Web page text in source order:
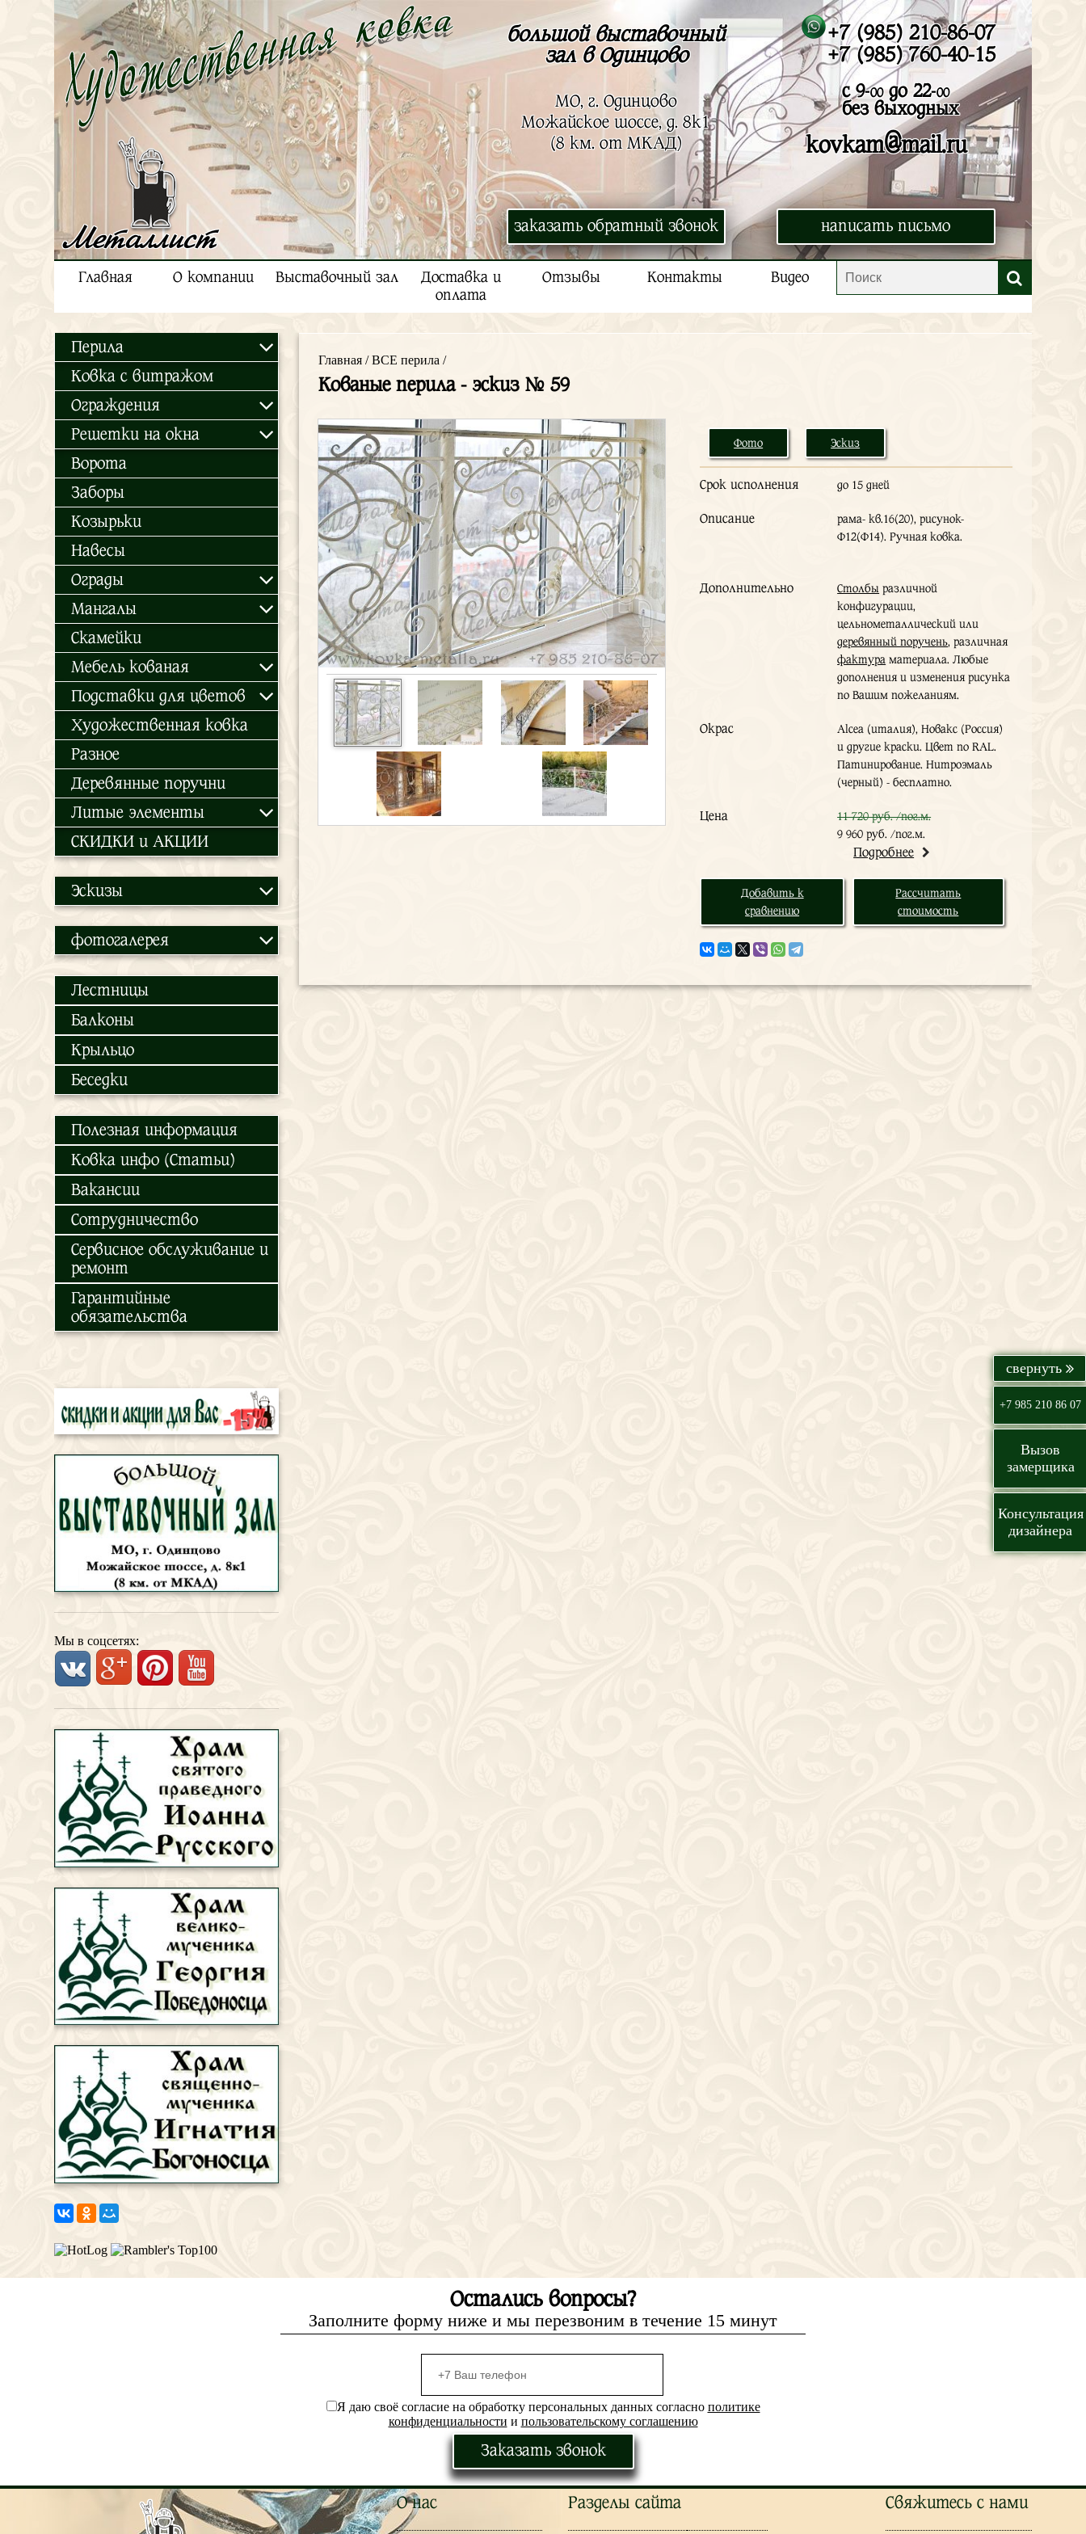
Металлист
+7 (985) 210-86-07
+7 (985) 760-40-15
с 9-00до 22-00
без выходных
kovkam@mail.ru
написать письмо
большой выставочный
зал в Одинцово
МО, г. Одинцово
Можайское шоссе, д. 8к1
(8 км. от МКАД)
заказать обратный звонок
Главная О компании Выставочный зал
Доставка и
оплата
Отзывы Контакты Видео
Перила
Ковка с витражом
Ограждения
Решетки на окна
Ворота
Заборы
Козырьки
Навесы
Ограды
Мангалы
Скамейки
Мебель кованая
Подставки для цветов
Художественная ковка
Разное
Деревянные поручни
Литые элементы
СКИДКИ и АКЦИИ
Эскизы
фотогалерея
Лестницы
Балконы
Крыльцо
Беседки
Полезная информация
Ковка инфо (Статьи)
Вакансии
Сотрудничество
Сервисное обслуживание и
ремонт
Гарантийные
обязательства
Мы в соцсетях:
Главная/ВСЕ перила /
Кованые перила - эскиз № 59
Фото Эскиз
Срок исполнения до 15 дней
Описание
рама- кв.16(20), рисунок-
Ф12(Ф14). Ручная ковка.
Дополнительно Столбы различной
конфигурации,
цельнометаллический или
деревянный поручень, различная
фактура материала. Любые
дополнения и изменения рисунка
по Вашим пожеланиям.
Окрас
Alcea (италия), Новакс (Россия)
и другие краски. Цвет по RAL.
Патинирование. Нитроэмаль
(черный) - бесплатно.
Цена
11 720 руб. /пог.м.
9 960 руб. /пог.м.
Подробнее
Добавить к
сравнению
Рассчитать
стоимость
+7 985 210 86 07
Вызов
замерщика
Консультация
дизайнера
Остались вопросы?
Заполните форму ниже и мы перезвоним в течение 15 минут
Я даю своё согласие на обработку персональных данных согласно политике
конфиденциальности и пользовательскому соглашению
Заказать звонок
О нас Разделы сайта Свяжитесь с нами